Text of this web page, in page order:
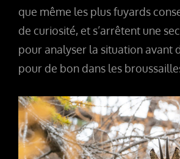
que même les plus fuyards
de curiosité, et s’arrêtent une
pour analyser la situation avant
pour de bon dans les